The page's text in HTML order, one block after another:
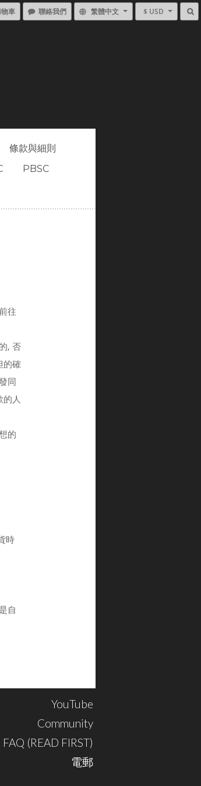
車 聯絡我們 繁體中文 $ USD
條款與細則
PBSC
往
, 否
的確
同
的人
的
時
自
YouTube
Community
FAQ (READ FIRST)
電郵